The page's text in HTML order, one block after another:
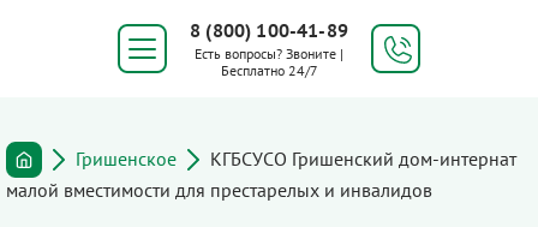
8 (800) 100-41-89
Есть вопросы? Звоните |
Бесплатно 24/7
Гришенское
КГБСУСО Гришенский дом-интернат
малой вместимости для престарелых и инвалидов